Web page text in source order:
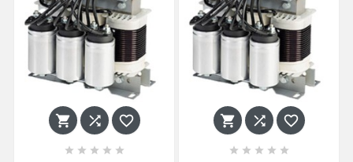
  
    
  
    